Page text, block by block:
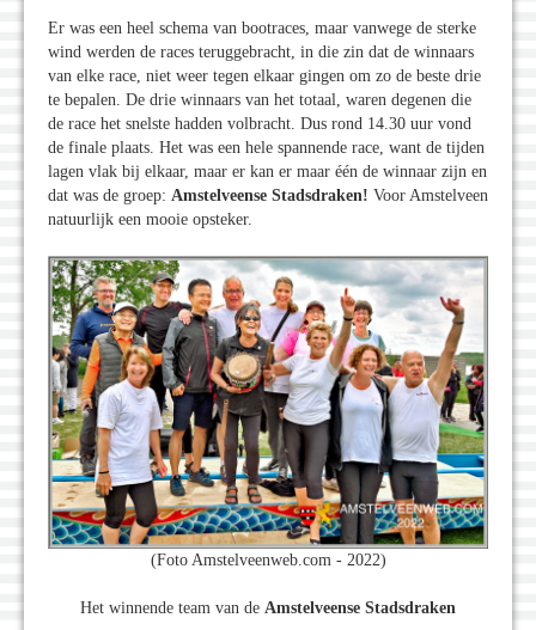
Er was een heel schema van bootraces, maar vanwege de sterke
wind werden de races teruggebracht, in die zin dat de winnaars
van elke race, niet weer tegen elkaar gingen om zo de beste drie
te bepalen. De drie winnaars van het totaal, waren degenen die
de race het snelste hadden volbracht. Dus rond 14.30 uur vond
de finale plaats. Het was een hele spannende race, want de tijden
lagen vlak bij elkaar, maar er kan er maar één de winnaar zijn en
dat was de groep: Amstelveense Stadsdraken! Voor Amstelveen
natuurlijk een mooie opsteker.
(Foto Amstelveenweb.com - 2022)
Het winnende team van de Amstelveense Stadsdraken